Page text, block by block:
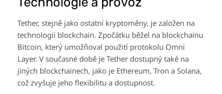
Tether, stejně jako ostatní kryptoměny, je založen na
technologii blockchain. Zpočátku běžel na blockchainu
Bitcoin, který umožňoval použití protokolu Omni
Layer. V současné době je Tether dostupný také na
jiných blockchainech, jako je Ethereum, Tron a Solana,
což zvyšuje jeho flexibilitu a dostupnost.